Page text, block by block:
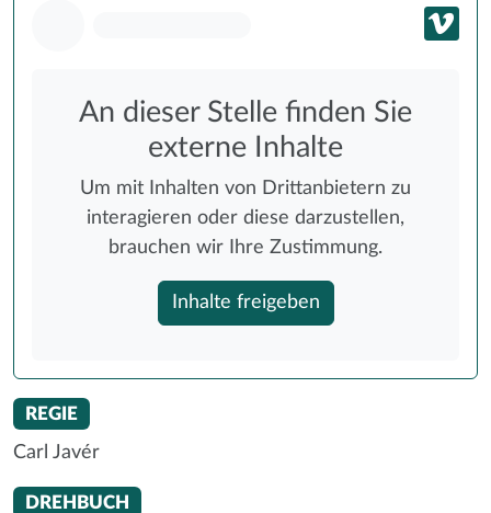
An dieser Stelle finden Sie
externe Inhalte
Um mit Inhalten von Drittanbietern zu
interagieren oder diese darzustellen,
brauchen wir Ihre Zustimmung.
Inhalte freigeben
REGIE
Carl Javér
DREHBUCH